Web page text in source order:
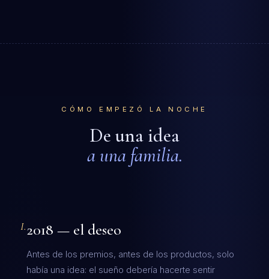
CÓMO EMPEZÓ LA NOCHE
De una idea
a una familia.
I.2018 — el deseo
Antes de los premios, antes de los productos, solo
había una idea: el sueño debería hacerte sentir